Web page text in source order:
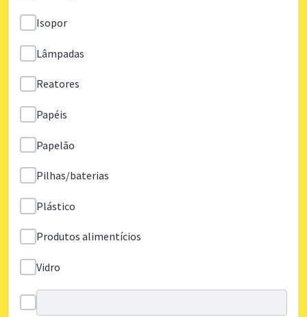
Isopor
Lâmpadas
Reatores
Papéis
Papelão
Pilhas/baterias
Plástico
Produtos alimentícios
Vidro